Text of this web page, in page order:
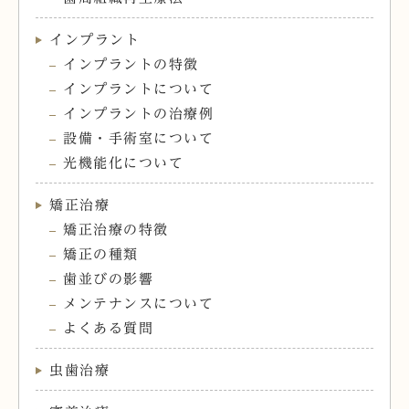
インプラント
インプラントの特徴
インプラントについて
インプラントの治療例
設備・手術室について
光機能化について
矯正治療
矯正治療の特徴
矯正の種類
歯並びの影響
メンテナンスについて
よくある質問
虫歯治療